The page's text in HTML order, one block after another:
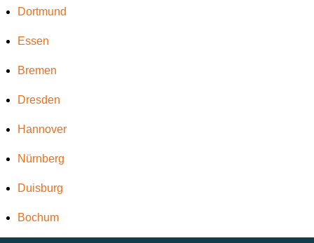
Dortmund
Essen
Bremen
Dresden
Hannover
Nürnberg
Duisburg
Bochum